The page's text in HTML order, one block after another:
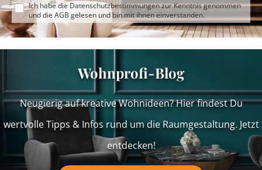
Ich habe die Datenschutzbestimmungenzur Kenntnis genommen
und die AGB gelesen und bin mit ihnen einverstanden.
Wohnprofi-Blog
Neugierig auf kreative Wohnideen? Hier findest Du
wertvolle Tipps & Infos rund um die Raumgestaltung. Jetzt
entdecken!